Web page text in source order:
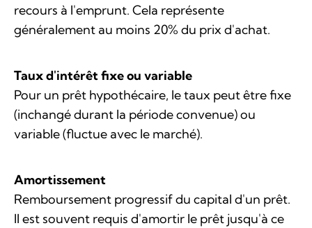
recours à l'emprunt. Cela représente
généralement au moins 20% du prix d'achat.
Taux d'intérêt fixe ou variable
Pour un prêt hypothécaire, le taux peut être fixe
(inchangé durant la période convenue) ou
variable (fluctue avec le marché).
Amortissement
Remboursement progressif du capital d'un prêt.
Il est souvent requis d'amortir le prêt jusqu'à ce